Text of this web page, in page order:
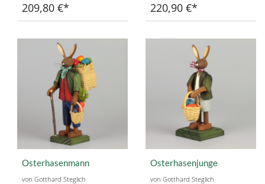
209,80 € 220,90 €
Osterhasenmann
von Gotthard Steglich
Osterhasenjunge
von Gotthard Steglich